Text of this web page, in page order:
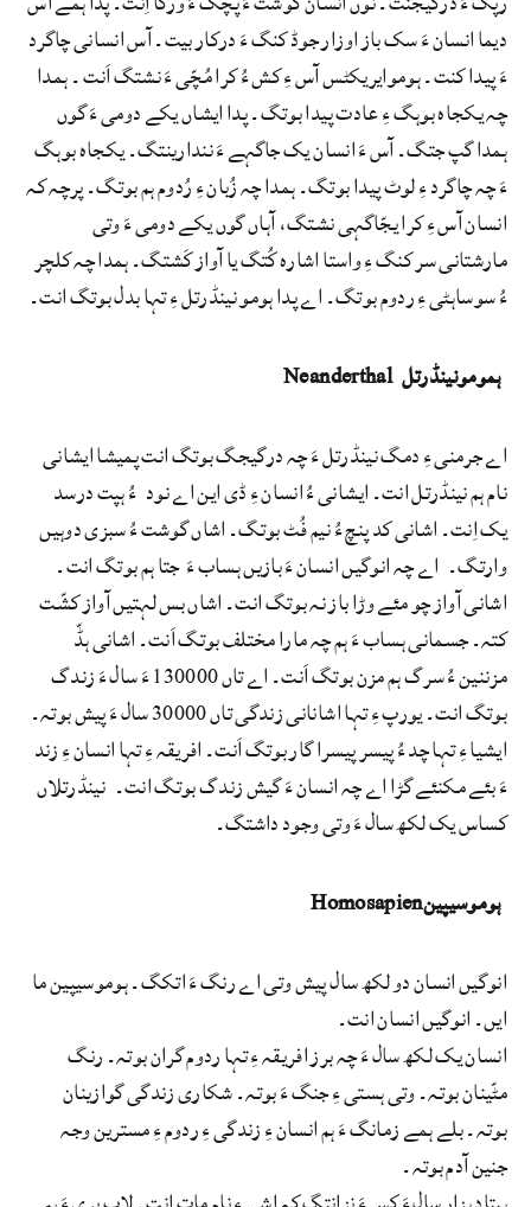
دیما انسان ءَ سک باز اوزار جوڈ کنگ ءَ درکار بیت۔ آس انسانی چاگرد
ءَ پیدا کنت۔ ہوموایریکٹس آس ءِ کش ءُ کرا مُچّی ءَ نشتگ اَنت ۔ ہمدا
چہ یکجاہ بوہگ ءِ عادت پیدا بوتگ۔ پدا ایشاں یکے دومی ءَ گوں
ہمدا گپ جتگ۔ آس ءَ انسان یک جاگہے ءَ نندارینتگ۔ یکجاہ بوہگ
ءَ چہ چاگرد ءِ لوٹ پیدا بوتگ۔ ہمدا چہ زُبان ءِ رُدوم ہم بوتگ۔ پرچہ کہ
انسان آس ءِ کرا یجّاگہی نشتگ، آہاں گوں یکے دومی ءَ وتی
مارشتانی سر کنگ ءِ واستا اشارہ کُتگ یا آواز کَشتگ۔ ہمدا چہ کلچر
ءُ سوساہٹی ءِ ردوم بوتگ۔ اے پدا ہومو نینڈرتل ءِ تہا بدل بوتگ انت۔
ہمومونینڈرتل Neanderthal
اے جرمنی ءِ دمگ نینڈرتل ءَ چہ درگیجگ بوتگ انت پمیشا ایشانی
نام ہم نینڈرتل انت۔ ایشانی ءُ انسان ءِ ڈی این اے نود ءُ ہپت درسد
یک اِنت۔ اشانی کد پنچ ءُ نیم فُٹ بوتگ۔ اشاں گوشت ءُ سبزی دوہیں
وارتگ۔ اے چہ انوگیں انسان ءَ بازیں ہساب ءَ جتا ہم بوتگ انت۔
اشانی آواز چو مئے وڑا باز نہ بوتگ انت۔ اشاں بس لہتیں آواز کشّت
کتہ۔ جسمانی ہساب ءَ ہم چہ مارا مختلف بوتگ اَنت۔ اشانی ہڈّ
مزننین ءُ سرگ ہم مزن بوتگ اَنت۔ اے تاں 130000 ءَ سال ءَ زندگ
بوتگ انت۔ یورپ ءِ تہا اشانانی زندگی تاں 30000 سال ءَ پیش بوتہ۔
ایشیا ءِ تہا چد ءُ پیسر پیسرا گار بوتگ اَنت۔ افریقہ ءِ تہا انسان ءِ زند
ءَ بئے مکنئے گڑا اے چہ انسان ءَ گیش زندگ بوتگ انت۔ نینڈرتلاں
کساس یک لکھ سال ءَ وتی وجود داشتگ۔
ہوموسیپینHomosapien
انوگیں انسان دو لکھ سال پیش وتی اے رنگ ءَ اتکگ۔ ہوموسیپین ما
ایں۔ انوگیں انسان انت۔
انسان یک لکھ سال ءَ چہ برز افریقہ ءِ تہا ردوم گران بوتہ۔ رنگ
مٹّینان بوتہ۔ وتی ہستی ءِ جنگ ءَ بوتہ۔ شکاری زندگی گوازینان
بوتہ۔ بلے ہمے زمانگ ءَ ہم انسان ءِ زندگی ءِ ردوم ءِ مسترین وجہ
جنین آدم بوتہ۔